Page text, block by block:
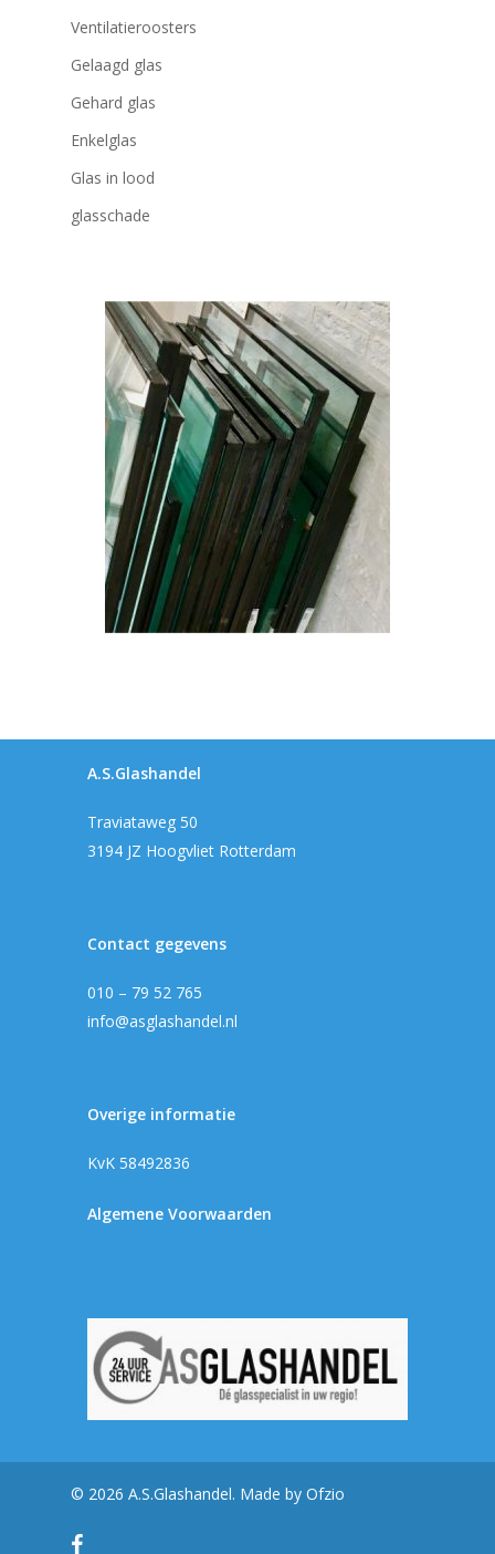
Ventilatieroosters
Gelaagd glas
Gehard glas
Enkelglas
Glas in lood
glasschade
A.S.Glashandel
Traviataweg 50
3194 JZ Hoogvliet Rotterdam
Contact gegevens
010 – 79 52 765
info@asglashandel.nl
Overige informatie
KvK 58492836
Algemene Voorwaarden
© 2026 A.S.Glashandel. Made by Ofzio